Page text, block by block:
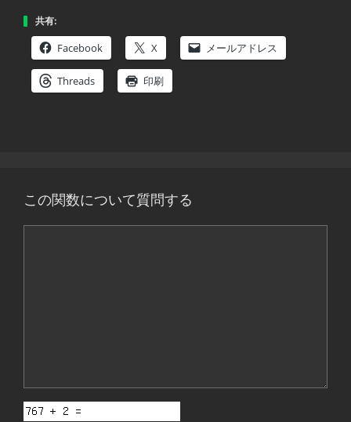
共有:
Facebook X メールアドレス
Threads 印刷
この関数について質問する